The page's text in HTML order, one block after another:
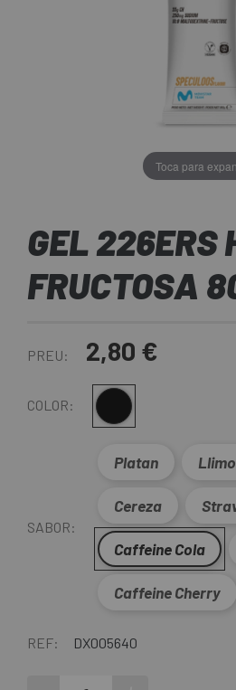
Toca para
GEL 226ERS
FRUCTOSA
PREU: 2,80 €
COLOR: Multi
SABOR:
Platan
Cereza
Caffeine Cola
Caffeine Cherry
REF: DX005640